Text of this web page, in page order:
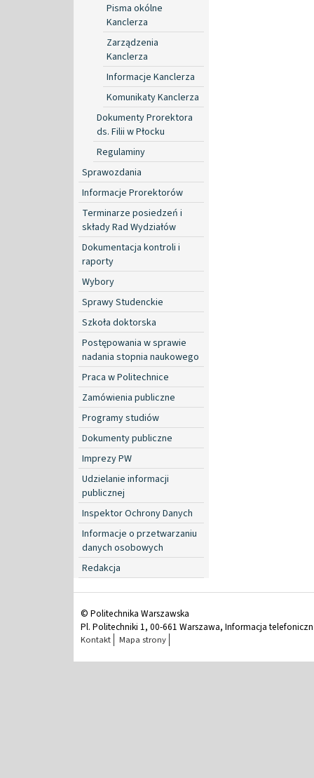
Pisma okólne
Kanclerza
Zarządzenia
Kanclerza
Informacje Kanclerza
Komunikaty Kanclerza
Dokumenty Prorektora
ds. Filii w Płocku
Regulaminy
Sprawozdania
Informacje Prorektorów
Terminarze posiedzeń i
składy Rad Wydziałów
Dokumentacja kontroli i
raporty
Wybory
Sprawy Studenckie
Szkoła doktorska
Postępowania w sprawie
nadania stopnia naukowego
Praca w Politechnice
Zamówienia publiczne
Programy studiów
Dokumenty publiczne
Imprezy PW
Udzielanie informacji
publicznej
Inspektor Ochrony Danych
Informacje o przetwarzaniu
danych osobowych
Redakcja
© Politechnika Warszawska
Pl. Politechniki 1, 00-661 Warszawa, Informacja
Kontakt Mapa strony